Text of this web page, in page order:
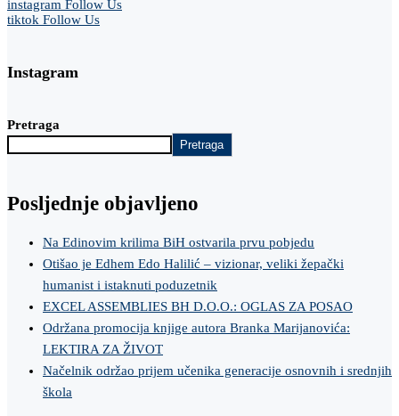
instagram Follow Us
tiktok Follow Us
Instagram
Pretraga
Pretraga
Posljednje objavljeno
Na Edinovim krilima BiH ostvarila prvu pobjedu
Otišao je Edhem Edo Halilić – vizionar, veliki žepački
humanist i istaknuti poduzetnik
EXCEL ASSEMBLIES BH D.O.O.: OGLAS ZA POSAO
Održana promocija knjige autora Branka Marijanovića:
LEKTIRA ZA ŽIVOT
Načelnik održao prijem učenika generacije osnovnih i srednjih
škola